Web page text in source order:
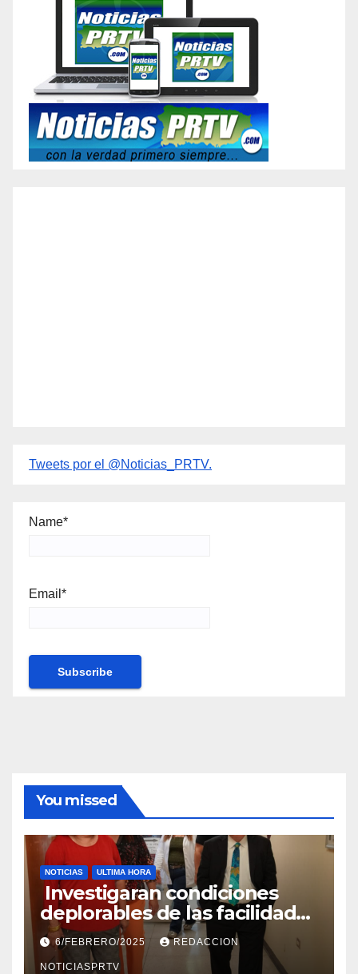
Tweets por el @Noticias_PRTV.
Name*
Email*
You missed
NOTICIAS ULTIMA HORA
Investigaran condiciones
deplorables de las facilidades
el Departamento de la Salud
en Mayagüez
6/FEBRERO/2025 REDACCION
NOTICIASPRTV